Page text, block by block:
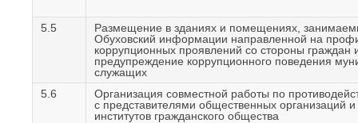
5.5
Размещение в зданиях и помещениях,
Обуховский информации направленной на
коррупционных проявлений со стороны граждан
предупреждение коррупционного поведения
служащих
5.6
Организация совместной работы по
с представителями общественных организаций и
институтов гражданского общества